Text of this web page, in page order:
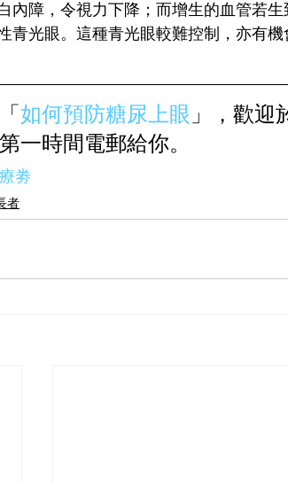
內障，令視力下降；而增生的血管若
青光眼。這種青光眼較難控制，亦有
如何預防糖尿上眼」，歡迎
一時間電郵給你。
劵
者